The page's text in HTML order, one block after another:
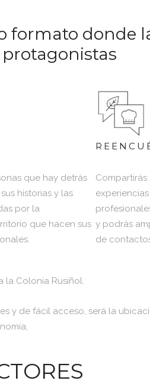
formato donde
que hay detrás
historias y las
por la
que hacen sus
Compartirás
y podrás
de
la Colonia Rusiñol.
y de fácil acceso, será la